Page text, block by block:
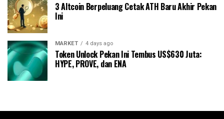
3 Altcoin Berpeluang Cetak ATH Baru Akhir Pekan
Ini
MARKET 4 days ago
Token Unlock Pekan Ini Tembus US$630 Juta:
HYPE, PROVE, dan ENA